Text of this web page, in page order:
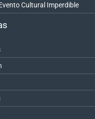
Cultural Imperdible